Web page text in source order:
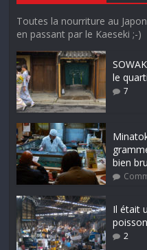
Toutes la nourriture au
en passant par le Kaeseki ;-)
le
7
bien
Il était
2